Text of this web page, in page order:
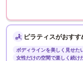
ピラティスがおすす
ボディラインを美しく見せた
女性だけの空間で楽しく続け